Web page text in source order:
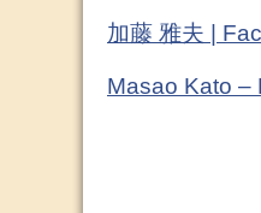
加藤 雅夫 |
Masao Kato –